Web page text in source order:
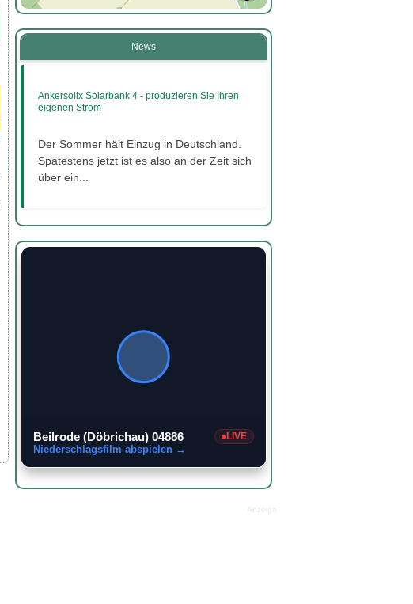
News
Ankersolix Solarbank 4 - produzieren Sie Ihren
eigenen Strom
Der Sommer hält Einzug in Deutschland.
Spätestens jetzt ist es also an der Zeit sich
über ein...
Beilrode (Döbrichau) 04886 LIVE
Niederschlagsfilm abspielen →